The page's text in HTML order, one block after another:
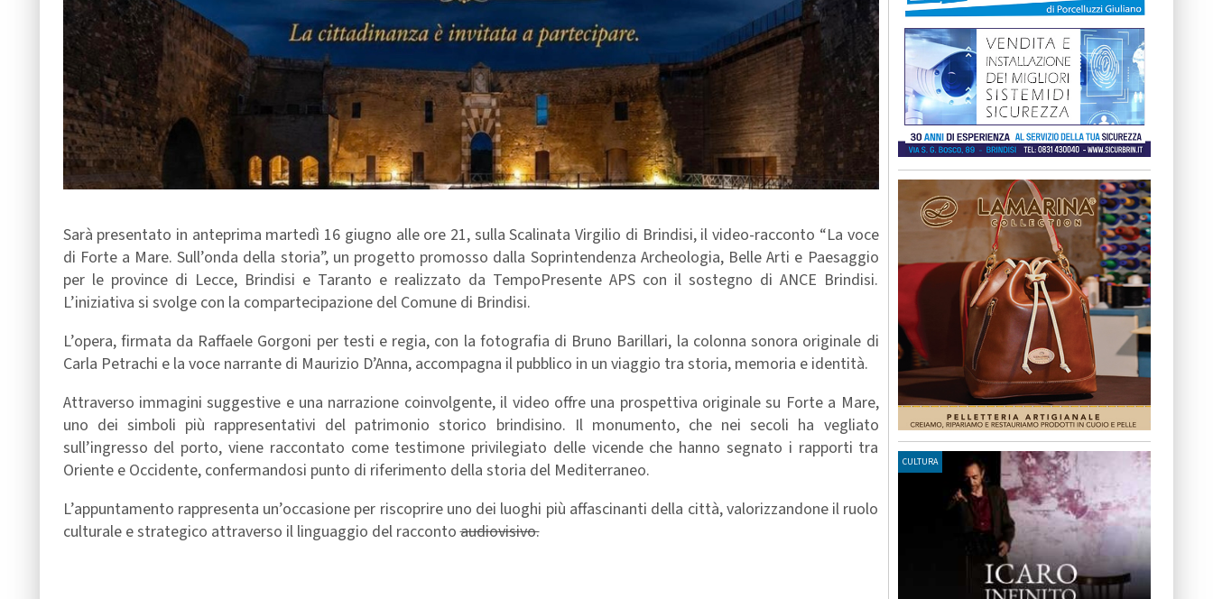
Sarà presentato in anteprima martedì 16 giugno alle ore 21, sulla Scalinata Virgilio di Brindisi, il video-racconto “La voce
di Forte a Mare. Sull’onda della storia”, un progetto promosso dalla Soprintendenza Archeologia, Belle Arti e Paesaggio
per le province di Lecce, Brindisi e Taranto e realizzato da TempoPresente APS con il sostegno di ANCE Brindisi.
L’iniziativa si svolge con la compartecipazione del Comune di Brindisi.
L’opera, firmata da Raffaele Gorgoni per testi e regia, con la fotografia di Bruno Barillari, la colonna sonora originale di
Carla Petrachi e la voce narrante di Maurizio D’Anna, accompagna il pubblico in un viaggio tra storia, memoria e identità.
Attraverso immagini suggestive e una narrazione coinvolgente, il video offre una prospettiva originale su Forte a Mare,
uno dei simboli più rappresentativi del patrimonio storico brindisino. Il monumento, che nei secoli ha vegliato
sull’ingresso del porto, viene raccontato come testimone privilegiato delle vicende che hanno segnato i rapporti tra
Oriente e Occidente, confermandosi punto di riferimento della storia del Mediterraneo.
L’appuntamento rappresenta un’occasione per riscoprire uno dei luoghi più affascinanti della città, valorizzandone il ruolo
culturale e strategico attraverso il linguaggio del raccontoaudiovisivo.
CULTURA